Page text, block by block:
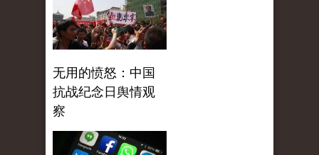
无用的愤怒：中国
抗战纪念日舆情观
察